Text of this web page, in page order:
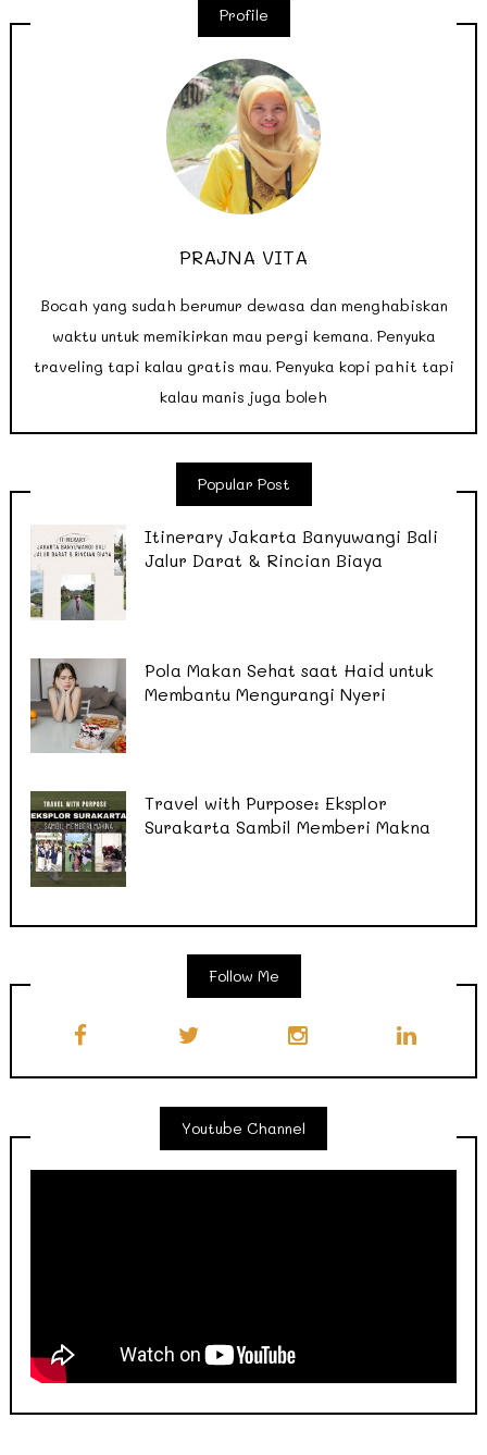
Profile
PRAJNA VITA
Bocah yang sudah berumur dewasa dan menghabiskan
waktu untuk memikirkan mau pergi kemana. Penyuka
traveling tapi kalau gratis mau. Penyuka kopi pahit tapi
kalau manis juga boleh
Popular Post
Itinerary Jakarta Banyuwangi Bali
Jalur Darat & Rincian Biaya
Pola Makan Sehat saat Haid untuk
Membantu Mengurangi Nyeri
Travel with Purpose: Eksplor
Surakarta Sambil Memberi Makna
Follow Me
Youtube Channel